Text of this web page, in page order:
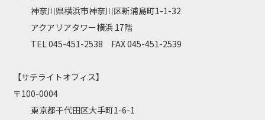
神奈川県横浜市神奈川区新浦島町1-1-32
アクアリアタワー横浜 17階
TEL 045-451-2538 FAX 045-451-2539
【サテライトオフィス】
〒100-0004
東京都千代田区大手町1-6-1